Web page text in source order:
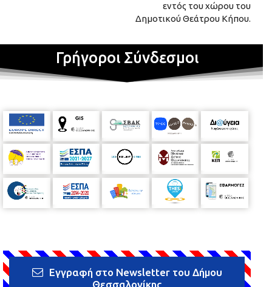
εντός του χώρου του
Δημοτικού Θεάτρου Κήπου.
Γρήγοροι Σύνδεσμοι
Εγγραφή στο Newsletter του Δήμου
Θεσσαλονίκης